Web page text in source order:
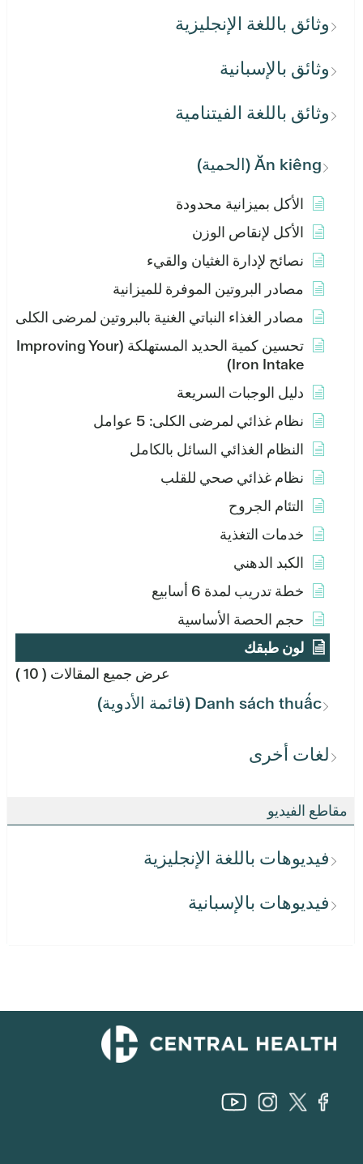
وثائق باللغة الإنجليزية
وثائق بالإسبانية
وثائق باللغة الفيتنامية
Ăn kiêng (الحمية)
الأكل بميزانية محدودة
الأكل لإنقاص الوزن
نصائح لإدارة الغثيان والقيء
مصادر البروتين الموفرة للميزانية
مصادر الغذاء النباتي الغنية بالبروتين لمرضى الكلى
تحسين كمية الحديد المستهلكة (Improving Your
Iron Intake)
دليل الوجبات السريعة
نظام غذائي لمرضى الكلى: 5 عوامل
النظام الغذائي السائل بالكامل
نظام غذائي صحي للقلب
التئام الجروح
خدمات التغذية
الكبد الدهني
خطة تدريب لمدة 6 أسابيع
حجم الحصة الأساسية
لون طبقك
عرض جميع المقالات ( 10 )
Danh sách thuấc (قائمة الأدوية)
لغات أخرى
مقاطع الفيديو
فيديوهات باللغة الإنجليزية
فيديوهات بالإسبانية